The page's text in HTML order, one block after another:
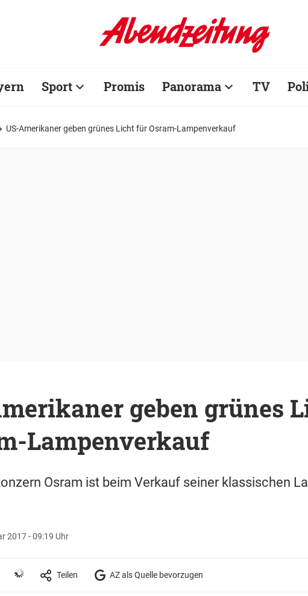
Sport Promis Panorama TV
US-Amerikaner geben grünes Licht für Osram-Lampenverkauf
geben grünes
Lampenverkauf
Osram ist beim Verkauf seiner klassischen
2017 - 09:19 Uhr
Teilen AZ als Quelle bevorzugen